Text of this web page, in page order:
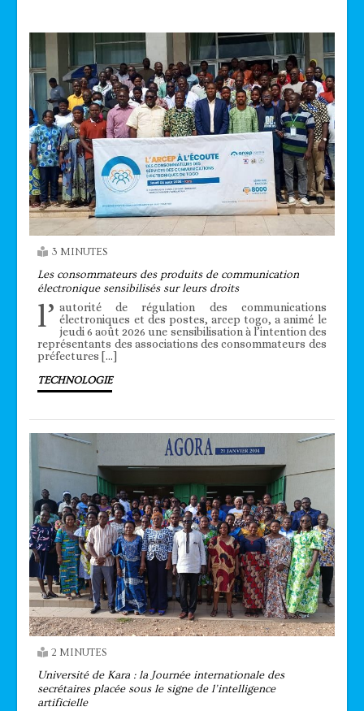
3 MINUTES
Les consommateurs des produits de communication
électronique sensibilisés sur leurs droits
l’ autorité de régulation des communications
électroniques et des postes, arcep togo, a animé le
jeudi 6 août 2026 une sensibilisation à l’intention des
représentants des associations des consommateurs des
préfectures […]
TECHNOLOGIE
2 MINUTES
Université de Kara : la Journée internationale des
secrétaires placée sous le signe de l’intelligence
artificielle